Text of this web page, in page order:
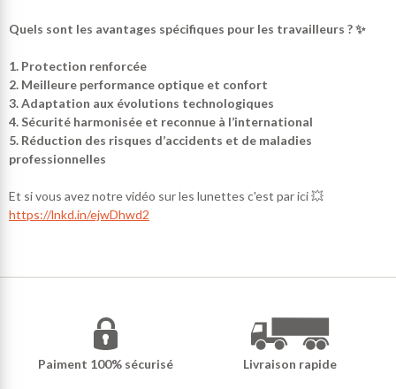
Quels sont les avantages spécifiques pour les travailleurs ? ✨
1. Protection renforcée
2. Meilleure performance optique et confort
3. Adaptation aux évolutions technologiques
4. Sécurité harmonisée et reconnue à l’international
5. Réduction des risques d’accidents et de maladies
professionnelles
Et si vous avez notre vidéo sur les lunettes c'est par ici 💥
https://lnkd.in/ejwDhwd2
Paiment 100% sécurisé Livraison rapide